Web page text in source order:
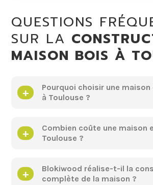
QUESTIONS
SUR LA
MAISON BOIS À
Pourquoi choisir une
à Toulouse ?
Combien coûte une maison
Toulouse ?
Blokiwood réalise-t-il la
complète de la maison ?